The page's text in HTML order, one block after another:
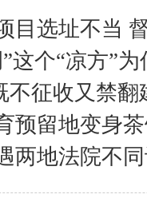
目选址不当
这个“凉方”
不征收又禁翻
预留地变身
两地法院不